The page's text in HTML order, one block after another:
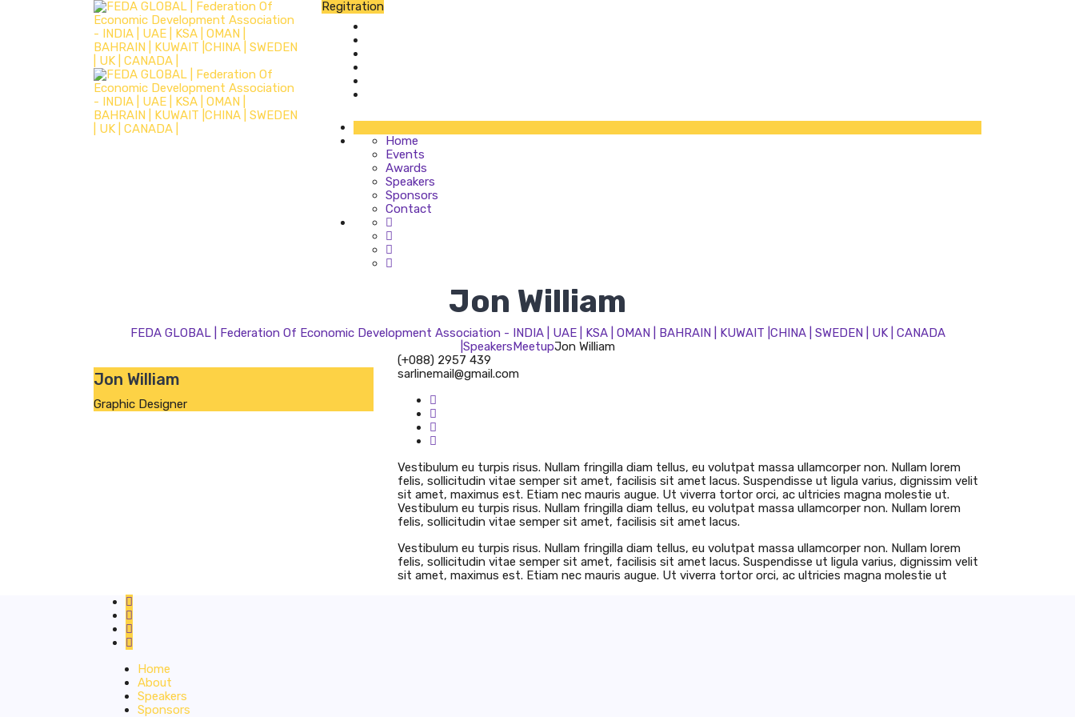
Regitration
Home
Events
Awards
Speakers
Sponsors
Contact
Jon William
FEDA GLOBAL | Federation Of Economic Development Association - INDIA | UAE | KSA | OMAN | BAHRAIN | KUWAIT |CHINA | SWEDEN | UK | CANADA
SpeakersMeetupJon William
Jon William
Graphic Designer
(+088) 2957 439
sarlinemail@gmail.com
Vestibulum eu turpis risus. Nullam fringilla diam tellus, eu volutpat massa ullamcorper non. Nullam lorem
felis, sollicitudin vitae semper sit amet, facilisis sit amet lacus. Suspendisse ut ligula varius, dignissim velit
sit amet, maximus est. Etiam nec mauris augue. Ut viverra tortor orci, ac ultricies magna molestie ut.
Vestibulum eu turpis risus. Nullam fringilla diam tellus, eu volutpat massa ullamcorper non. Nullam lorem
felis, sollicitudin vitae semper sit amet, facilisis sit amet lacus.
Vestibulum eu turpis risus. Nullam fringilla diam tellus, eu volutpat massa ullamcorper non. Nullam lorem
felis, sollicitudin vitae semper sit amet, facilisis sit amet lacus. Suspendisse ut ligula varius, dignissim velit
sit amet, maximus est. Etiam nec mauris augue. Ut viverra tortor orci, ac ultricies magna molestie ut
Home
About
Speakers
Sponsors